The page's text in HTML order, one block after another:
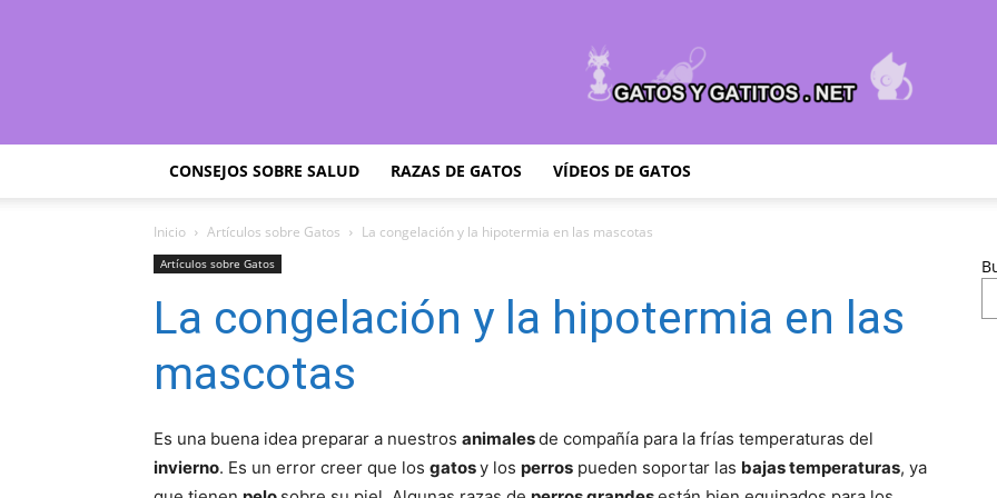
Gatitos
–
CONSEJOS SOBRE SALUD RAZAS DE GATOS VÍDEOS DE GATOS
Inicio Artículos sobre Gatos La congelación y la hipotermia en las mascotas
Artículos sobre Gatos
La congelación y la hipotermia en las
mascotas
Es una buena idea preparar a nuestros animalesde compañía para la frías temperaturas del
invierno. Es un error creer que los gatosy los perros pueden soportar las bajas temperaturas, ya